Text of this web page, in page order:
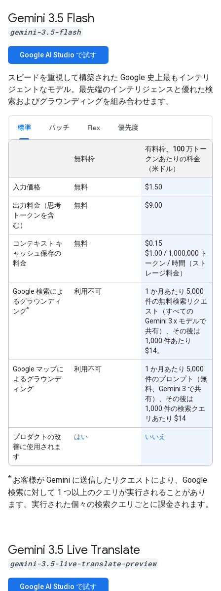
Gemini 3.5 Flash
gemini-3.5-flash
Google AI Studio で試す
スピードを重視して構築された Google 史上最もインテリ
ジェントなモデル。最先端のインテリジェンスと優れた検
索およびグラウンディングを組み合わせます。
標準 バッチ Flex 優先度
無料枠
有料枠、100 万トー
クンあたりの料金
（米ドル）
入力価格 無料 $1.50
出力料金（思考
トークンを含
む）
無料 $9.00
コンテキスト キ
ャッシュ保存の
料金
無料
$0.15
$1.00 / 1,000,000 ト
ークン / 時間（スト
レージ料金）
Google 検索によ
るグラウンディ
ング*
利用不可
1 か月あたり 5,000
件の無料検索リクエ
スト（すべての
Gemini 3.x モデルで
共有）、その後は
1,000 件あたり
$14。
Google マップに
よるグラウンデ
ィング
利用不可
1 か月あたり 5,000
件のプロンプト（無
料、Gemini 3 で共
有）、その後は
1,000 件の検索クエ
リあたり $14
プロダクトの改
善に使用されま
す
はい いいえ
* お客様が Gemini に送信したリクエストにより、Google
検索に対して 1 つ以上のクエリが実行されることがあり
ます。実行された個々の検索クエリごとに課金されます。
Gemini 3.5 Live Translate
gemini-3.5-live-translate-preview
Google AI Studio で試す